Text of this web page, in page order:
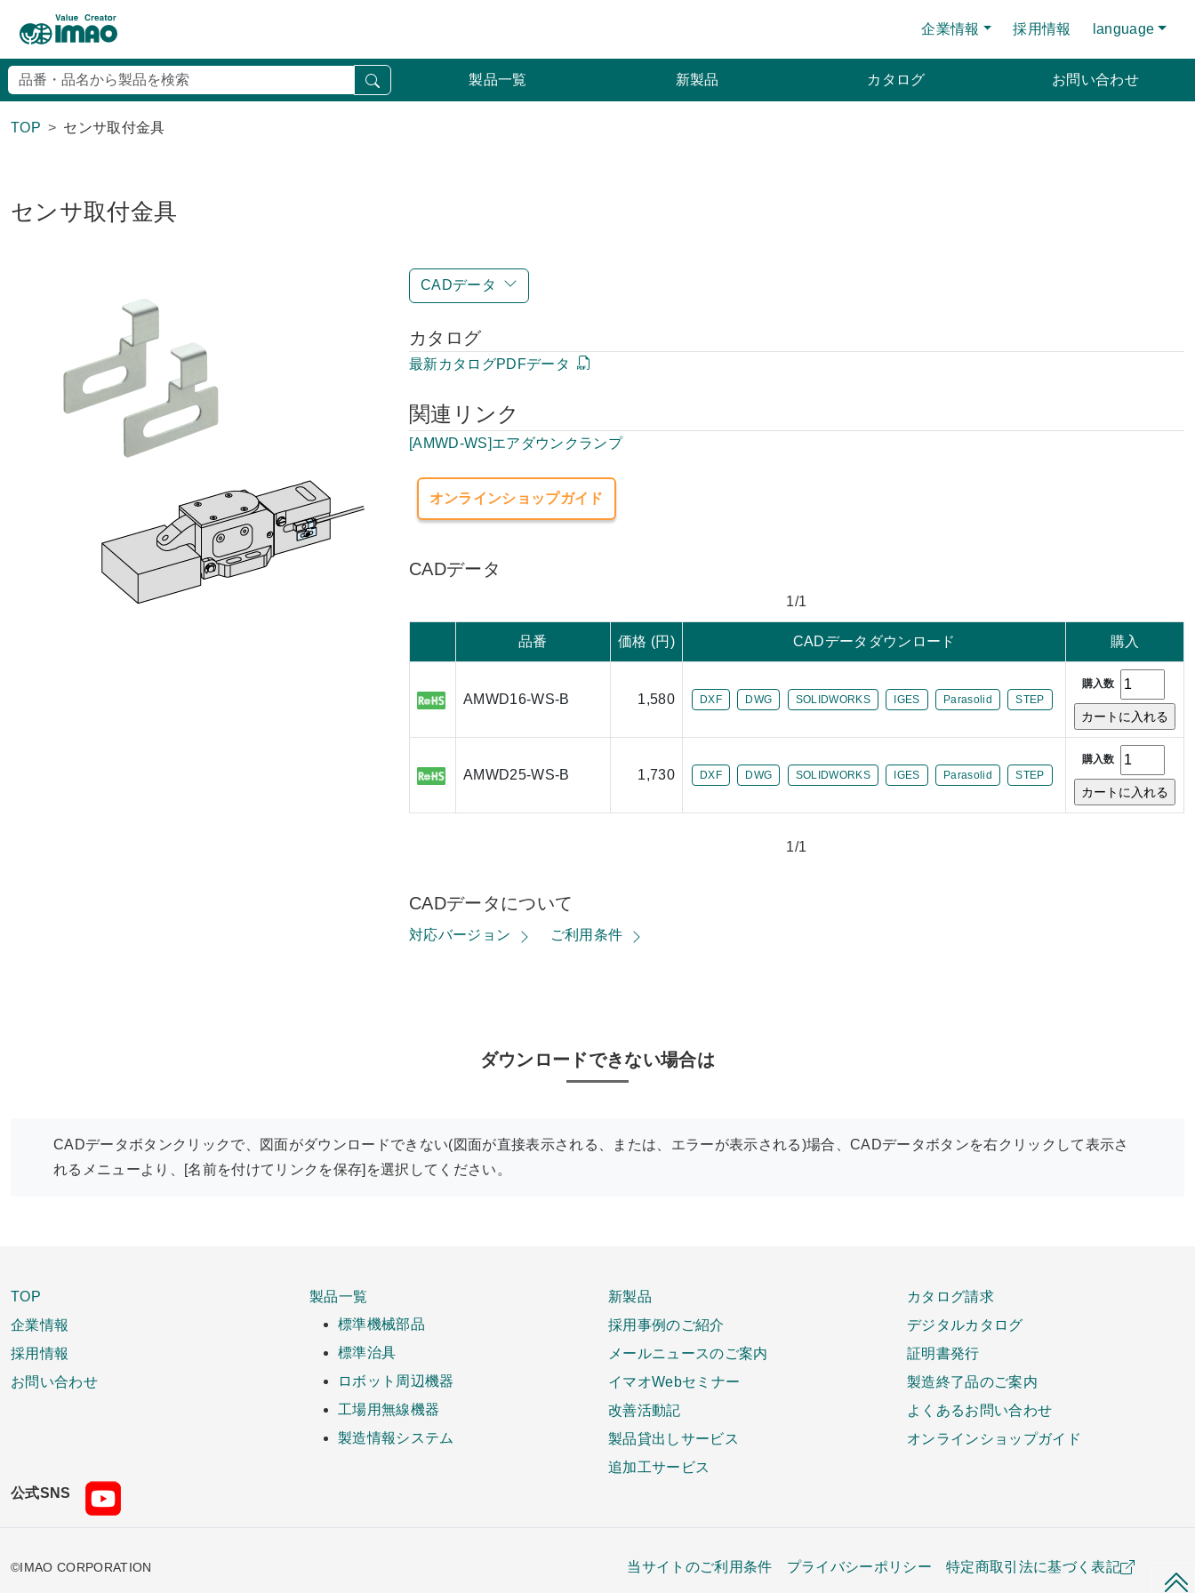
企業情報 採用情報 language
製品一覧 新製品 カタログ お問い合わせ
TOP センサ取付金具
センサ取付金具
CADデータ
カタログ
最新カタログPDFデータ
関連リンク
[AMWD-WS]エアダウンクランプ
オンラインショップガイド
CADデータ
1/1
品番 価格 (円) CADデータダウンロード 購入
AMWD16-WS-B 1,580 DXF DWG SOLIDWORKS IGES Parasolid STEP
購入数
AMWD25-WS-B 1,730 DXF DWG SOLIDWORKS IGES Parasolid STEP
購入数
1/1
CADデータについて
対応バージョン ご利用条件
ダウンロードできない場合は
CADデータボタンクリックで、図面がダウンロードできない(図面が直接表示される、または、エラーが表示される)場合、CADデータボタンを右クリックして表示さ
れるメニューより、[名前を付けてリンクを保存]を選択してください。
TOP
企業情報
採用情報
お問い合わせ
製品一覧
標準機械部品
標準治具
ロボット周辺機器
工場用無線機器
製造情報システム
新製品
採用事例のご紹介
メールニュースのご案内
イマオWebセミナー
改善活動記
製品貸出しサービス
追加工サービス
カタログ請求
デジタルカタログ
証明書発行
製造終了品のご案内
よくあるお問い合わせ
オンラインショップガイド
公式SNS
©IMAO CORPORATION 当サイトのご利用条件 プライバシーポリシー 特定商取引法に基づく表記